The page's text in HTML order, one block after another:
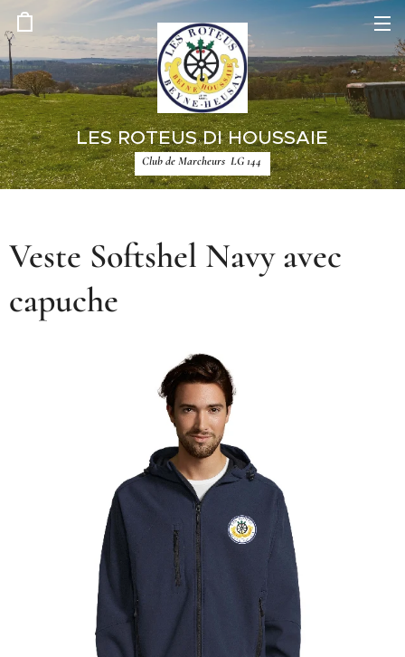
LES ROTEUS DI HOUSSAIE
Club de Marcheurs LG 144
Veste Softshel Navy avec
capuche